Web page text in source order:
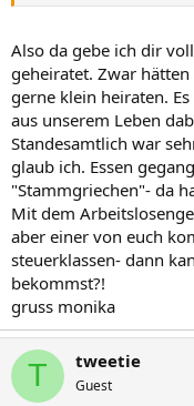
Also da gebe ich dir
geheiratet. Zwar
gerne klein heiraten.
aus unserem Leben
Standesamtlich war
glaub ich. Essen
"Stammgriechen"- da
Mit dem
aber einer von euch
steuerklassen- dann
bekommst?!
gruss monika
T tweetie
Guest